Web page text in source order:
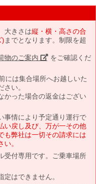
大きさは縦・横・高さの合
) までとなります。制限を超
物のご案内」 をご確認くだ
には集合場所へお越しいた
い。
かった場合の返金はござい
事情により予定通り運行で
い戻し及び、万が一その他
も弊社は一切その請求には
。
受付専用です。ご乗車場所
はできません。